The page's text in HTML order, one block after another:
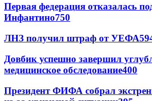
Первая федерация отказалась
Инфантино750
ЛНЗ получил штраф от УЕФА
Довбик успешно завершил
медицинское обследование400
Президент ФИФА собрал